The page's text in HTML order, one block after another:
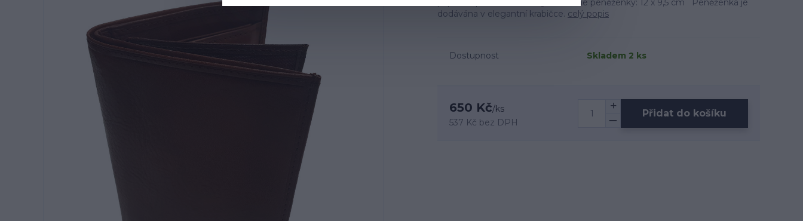
papírové peníze. Rozměry uzavřené peněženky: 12 x 9,5 cm Peněženka je
dodávána v elegantní krabičce. celý popis
Dostupnost Skladem 2 ks
650 Kč/ks
537 Kč bez DPH
Přidat do košíku